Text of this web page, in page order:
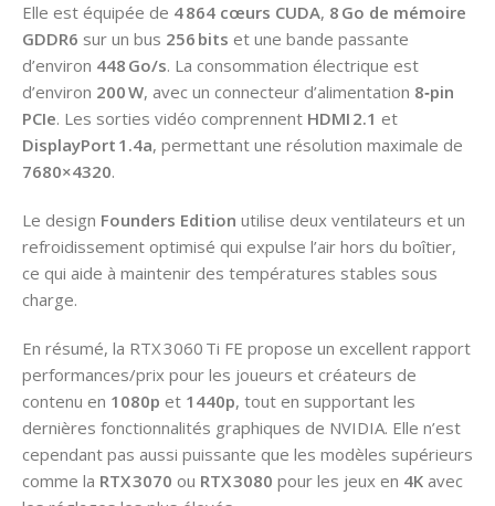
Elle est équipée de 4 864 cœurs CUDA, 8 Go de mémoire
GDDR6 sur un bus 256 bits et une bande passante
d’environ 448 Go/s. La consommation électrique est
d’environ 200 W, avec un connecteur d’alimentation 8‑pin
PCIe. Les sorties vidéo comprennent HDMI 2.1 et
DisplayPort 1.4a, permettant une résolution maximale de
7680×4320.
Le design Founders Edition utilise deux ventilateurs et un
refroidissement optimisé qui expulse l’air hors du boîtier,
ce qui aide à maintenir des températures stables sous
charge.
En résumé, la RTX 3060 Ti FE propose un excellent rapport
performances/prix pour les joueurs et créateurs de
contenu en 1080p et 1440p, tout en supportant les
dernières fonctionnalités graphiques de NVIDIA. Elle n’est
cependant pas aussi puissante que les modèles supérieurs
comme la RTX 3070 ou RTX 3080 pour les jeux en 4K avec